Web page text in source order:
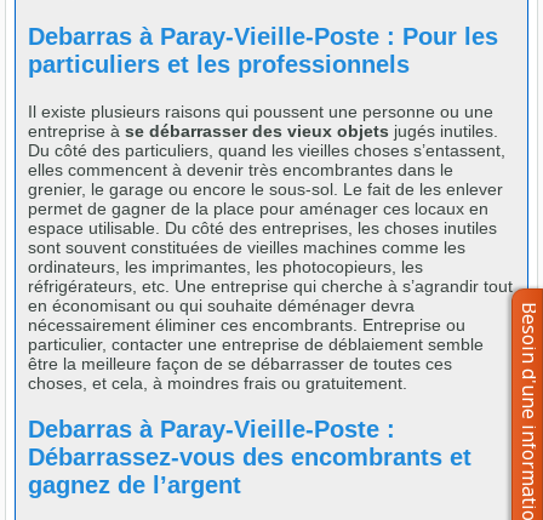
Debarras à Paray-Vieille-Poste : Pour les
particuliers et les professionnels
Il existe plusieurs raisons qui poussent une personne ou une
entreprise àse débarrasser des vieux objets jugés inutiles.
Du côté des particuliers, quand les vieilles choses s’entassent,
elles commencent à devenir très encombrantes dans le
grenier, le garage ou encore le sous-sol. Le fait de les enlever
permet de gagner de la place pour aménager ces locaux en
espace utilisable. Du côté des entreprises, les choses inutiles
sont souvent constituées de vieilles machines comme les
ordinateurs, les imprimantes, les photocopieurs, les
réfrigérateurs, etc. Une entreprise qui cherche à s’agrandir tout
en économisant ou qui souhaite déménager devra
nécessairement éliminer ces encombrants. Entreprise ou
particulier, contacter une entreprise de déblaiement semble
être la meilleure façon de se débarrasser de toutes ces
choses, et cela, à moindres frais ou gratuitement.
Debarras à Paray-Vieille-Poste :
Débarrassez-vous des encombrants et
gagnez de l’argent